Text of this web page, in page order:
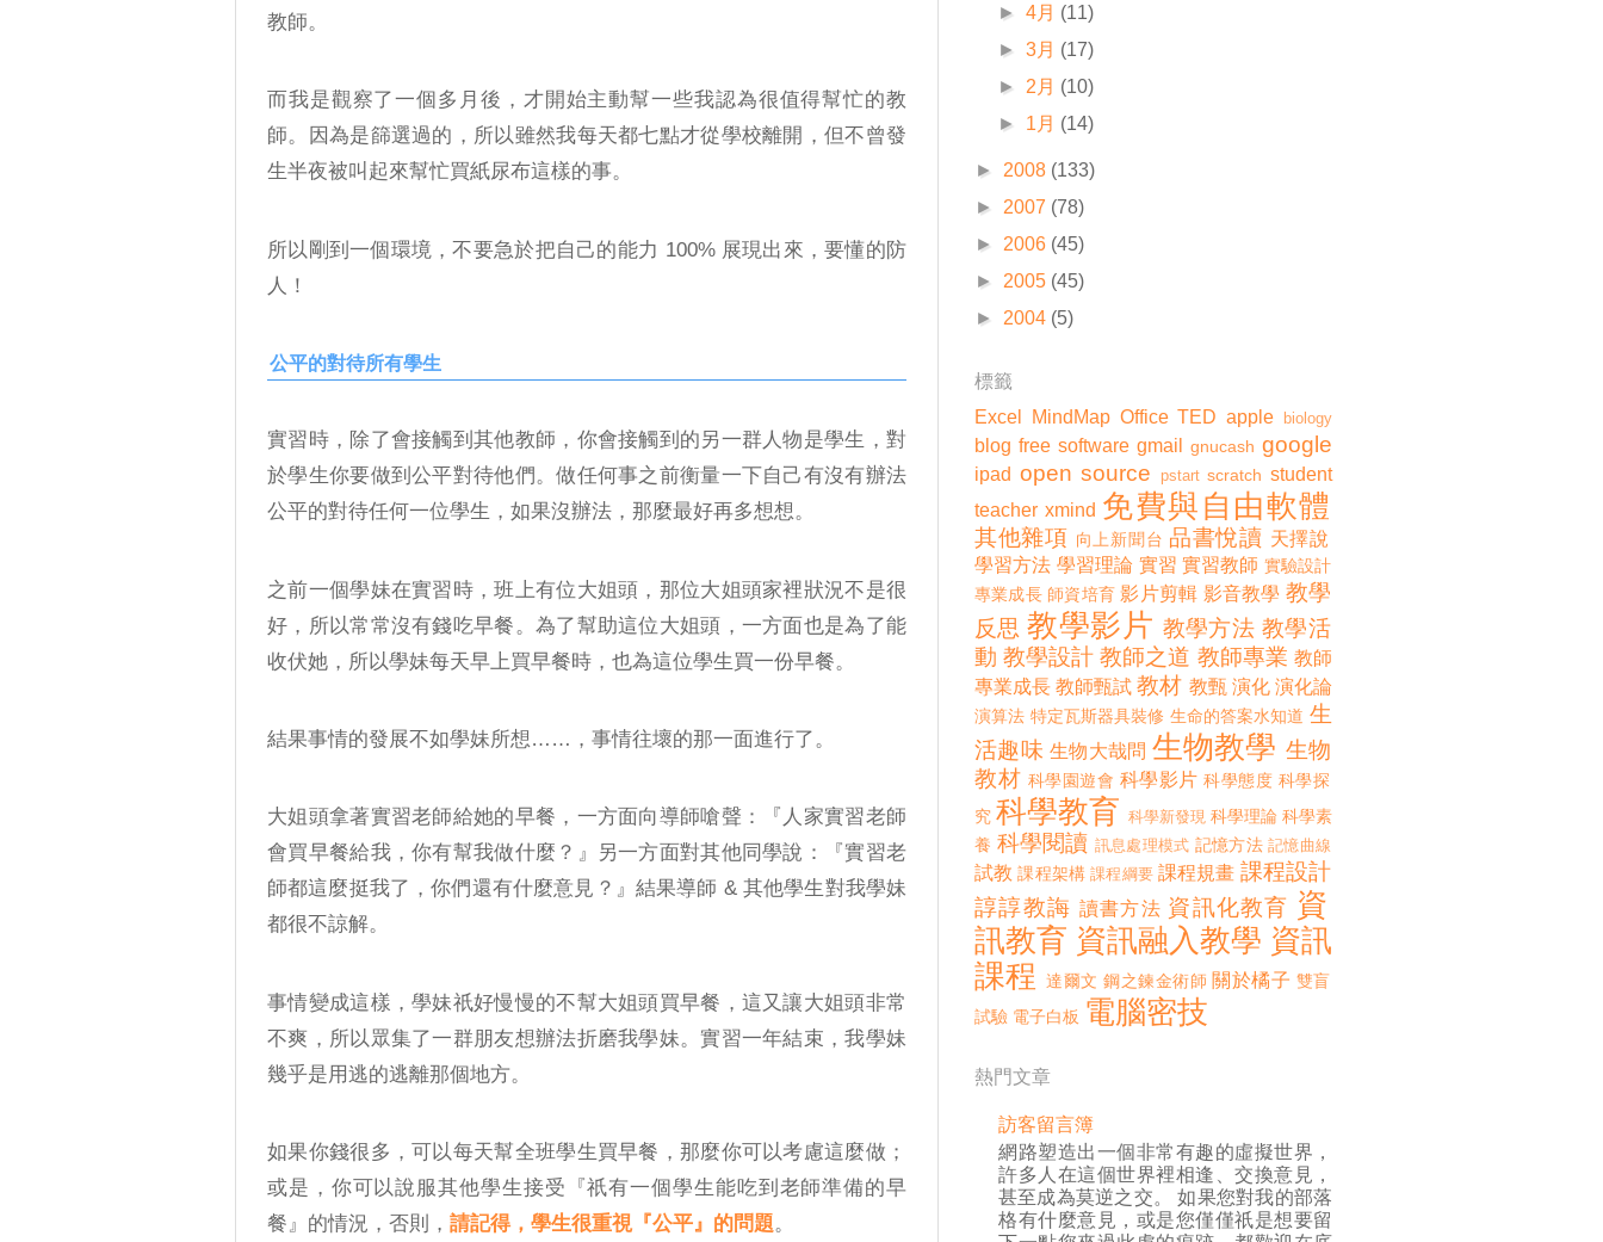
教師。
而我是觀察了一個多月後，才開始主動幫一些我認為很值得幫忙的教
師。因為是篩選過的，所以雖然我每天都七點才從學校離開，但不曾發
生半夜被叫起來幫忙買紙尿布這樣的事。
所以剛到一個環境，不要急於把自己的能力 100% 展現出來，要懂的防
人！
公平的對待所有學生
實習時，除了會接觸到其他教師，你會接觸到的另一群人物是學生，對
於學生你要做到公平對待他們。做任何事之前衡量一下自己有沒有辦法
公平的對待任何一位學生，如果沒辦法，那麼最好再多想想。
之前一個學妹在實習時，班上有位大姐頭，那位大姐頭家裡狀況不是很
好，所以常常沒有錢吃早餐。為了幫助這位大姐頭，一方面也是為了能
收伏她，所以學妹每天早上買早餐時，也為這位學生買一份早餐。
結果事情的發展不如學妹所想……，事情往壞的那一面進行了。
大姐頭拿著實習老師給她的早餐，一方面向導師嗆聲：『人家實習老師
會買早餐給我，你有幫我做什麼？』另一方面對其他同學說：『實習老
師都這麼挺我了，你們還有什麼意見？』結果導師 & 其他學生對我學妹
都很不諒解。
事情變成這樣，學妹祇好慢慢的不幫大姐頭買早餐，這又讓大姐頭非常
不爽，所以眾集了一群朋友想辦法折磨我學妹。實習一年結束，我學妹
幾乎是用逃的逃離那個地方。
如果你錢很多，可以每天幫全班學生買早餐，那麼你可以考慮這麼做；
或是，你可以說服其他學生接受『祇有一個學生能吃到老師準備的早
餐』的情況，否則， 請記得，學生很重視『公平』的問題。
►4月 (11)
►3月 (17)
► 2月 (10)
► 1月 (14)
► 2008 (133)
► 2007 (78)
► 2006 (45)
► 2005 (45)
► 2004 (5)
標籤
Excel
MindMap Office TED apple biology
blog free software gmail gnucash google
ipad open source pstart scratch student
teacher xmind 免費與自由軟體
其他雜項 向上新聞台 品書悅讀 天擇說
學習方法 學習理論 實習 實習教師 實驗設計
專業成長 師資培育 影片剪輯 影音教學 教學
反思 教學影片 教學方法 教學活
動 教學設計 教師之道 教師專業 教師
專業成長 教師甄試 教材 教甄 演化 演化論
演算法 特定瓦斯器具裝修 生命的答案水知道 生
活趣味 生物大哉問 生物教學 生物
教材 科學園遊會 科學影片 科學態度 科學探
究 科學教育 科學新發現 科學理論 科學素
養 科學閱讀 訊息處理模式 記憶方法 記憶曲線
試教 課程架構 課程綱要 課程規畫 課程設計
諄諄教誨 讀書方法 資訊化教育 資
訊教育 資訊融入教學 資訊
課程
達爾文 鋼之鍊金術師 關於橘子 雙盲
試驗 電子白板 電腦密技
熱門文章
訪客留言簿
網路塑造出一個非常有趣的虛擬世界，
許多人在這個世界裡相逢、交換意見，
甚至成為莫逆之交。 如果您對我的部落
格有什麼意見，或是您僅僅祇是想要留